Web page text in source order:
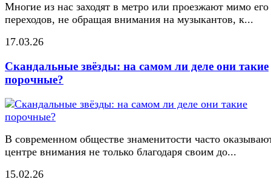
Многие из нас заходят в метро или проезжают мимо его
переходов, не обращая внимания на музыкантов, к...
17.03.26
Скандальные звёзды: на самом ли деле они такие
порочные?
В современном обществе знаменитости часто
центре внимания не только благодаря своим до...
15.02.26